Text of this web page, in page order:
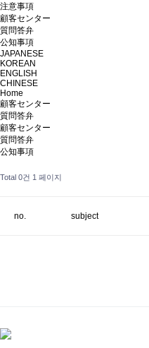
注意事項
顧客センター
質問答弁
公知事項
JAPANESE
KOREAN
ENGLISH
CHINESE
Home
顧客センター
質問答弁
顧客センター
質問答弁
公知事項
Total 0건 1 페이지
no. subject